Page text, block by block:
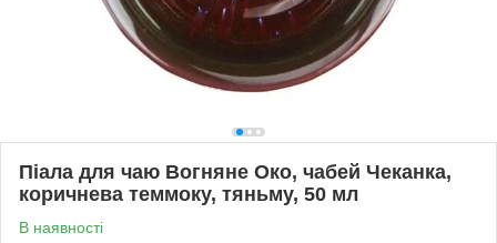
Піала для чаю Вогняне Око, чабей Чеканка,
коричнева теммоку, тяньму, 50 мл
В наявності